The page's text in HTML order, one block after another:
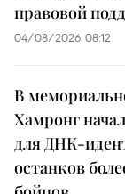
правовой
04/08/2026 08:12
В
Хамронг
для ДНК-
останков